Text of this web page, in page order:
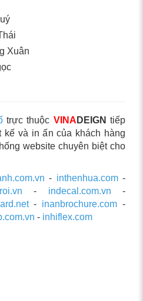
Xuân
trực thuộc VINA DEIGN tiếp
kế và in ấn của khách hàng
website chuyên biệt cho
- inthenhua.com-
- indecal.com.vn -
- inanbrochure.com -
- inhiflex.com